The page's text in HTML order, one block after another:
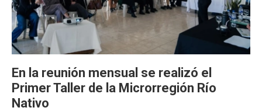
En la reunión mensual se realizó el
Primer Taller de la Microrregión Río
Nativo